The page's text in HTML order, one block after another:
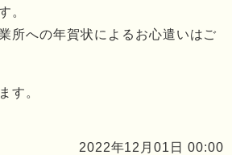
。
所への年賀状によるお心遣いはご
す。
2022年12月01日 00:00